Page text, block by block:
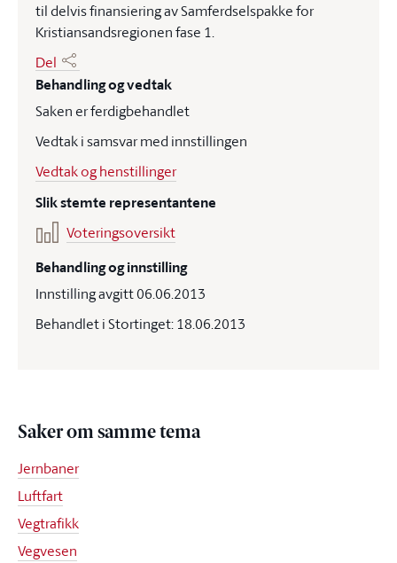
til delvis finansiering av Samferdselspakke for
Kristiansandsregionen fase 1.
Del
Behandling og vedtak
Saken er ferdigbehandlet
Vedtak i samsvar med innstillingen
Vedtak og henstillinger
Slik stemte representantene
Voteringsoversikt
Behandling og innstilling
Innstilling avgitt 06.06.2013
Behandlet i Stortinget: 18.06.2013
Saker om samme tema
Jernbaner
Luftfart
Vegtrafikk
Vegvesen